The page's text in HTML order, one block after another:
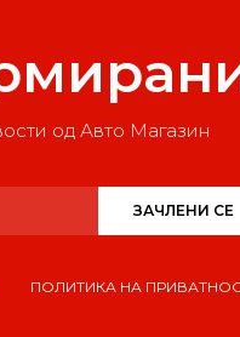
од Авто Магазин
ЗАЧЛЕНИ СЕ
ПОЛИТИКА НА